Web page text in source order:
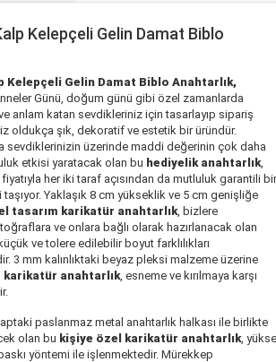
Kelepçeli Gelin Damat Biblo
Kelepçeli Gelin Damat Biblo Anahtarlık,
Günü, doğum günü gibi özel zamanlarda
anlam katan sevdikleriniz için tasarlayıp sipariş
oldukça şık, dekoratif ve estetik bir üründür.
sevdiklerinizin üzerinde maddi değerinin çok daha
etkisi yaratacak olan bu hediyelik anahtarlık,
her iki taraf açısından da mutluluk garantili bir
Yaklaşık 8 cm yükseklik ve 5 cm genişliğe
tasarım karikatür anahtarlık, bizlere
ve onlara bağlı olarak hazırlanacak olan
ve tolere edilebilir boyut farklılıkları
3 mm kalınlıktaki beyaz pleksi malzeme üzerine
karikatür anahtarlık, esneme ve kırılmaya karşı
paslanmaz metal anahtarlık halkası ile birlikte
olan bu kişiye özel karikatür anahtarlık,
yöntemi ile işlenmektedir. Mürekkep